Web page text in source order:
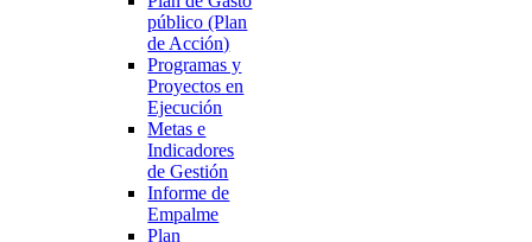
público (Plan
de Acción)
Programas y
Proyectos en
Ejecución
Metas e
Indicadores
de Gestión
Informe de
Empalme
Plan